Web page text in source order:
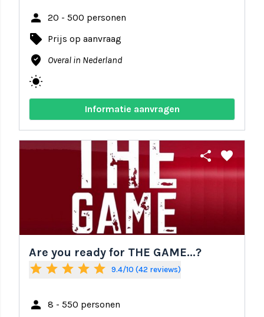
person 20 - 500 personen
local_offer Prijs op aanvraag
where_to_vote Overal in Nederland
wb_sunny
Informatie aanvragen
share favorite
Are you ready for THE GAME...?
star star star star star 9.4/10 (42 reviews)
person 8 - 550 personen